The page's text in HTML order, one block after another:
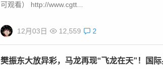
可观看） http://www.cgtt...
12月03日 12,559 2
樊振东大放异彩，马龙再现“飞龙在天”！国